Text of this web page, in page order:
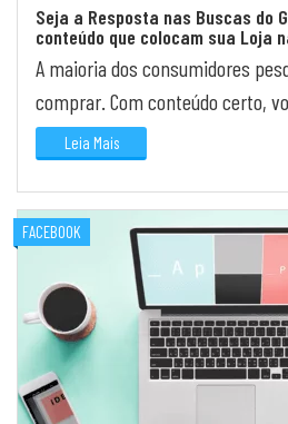
Seja a Resposta nas Buscas do
conteúdo que colocam sua Loja
A maioria dos consumidores
comprar. Com conteúdo certo,
etapa em oportunidade de venda.
Leia Mais
FACEBOOK